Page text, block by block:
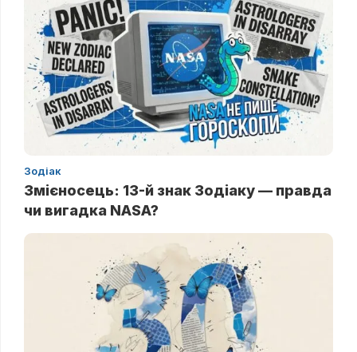
Зодіак
Змієносець: 13-й знак Зодіаку — правда
чи вигадка NASA?